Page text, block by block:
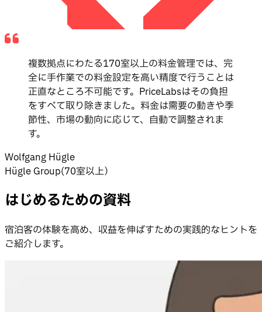
複数拠点にわたる170室以上の料金管理では、完
全に手作業での料金設定を高い精度で行うことは
正直なところ不可能です。PriceLabsはその負担
をすべて取り除きました。料金は需要の動きや季
節性、市場の動向に応じて、自動で調整されま
す。
Wolfgang Hügle
Hügle Group(70室以上）
はじめるための資料
宿泊客の体験を高め、収益を伸ばすための実践的なヒントを
ご紹介します。